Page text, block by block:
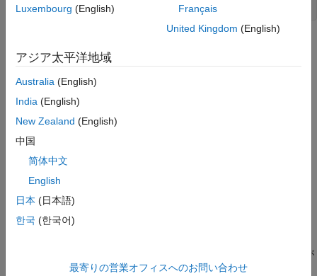
grid
目的の性能を達成するには、4 つの PID ゲインを調整する必要が
あります。tunablePIDオブジェクトを使用して PID コントロー
Luxembourg (English)
Français
United Kingdom (English)
アジア太平洋地域
Australia (English)
India (English)
New Zealand (English)
中国
简体中文
English
日本 (日本語)
한국 (한국어)
最寄りの営業オフィスへのお問い合わせ